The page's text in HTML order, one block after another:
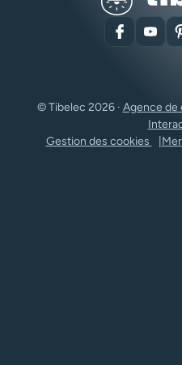
Facebook
© Tibelec 2026 · Agence de
Gestion des cookies